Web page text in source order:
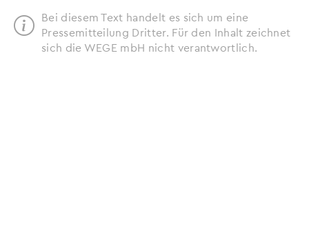
Bei diesem Text handelt es sich um eine
Pressemitteilung Dritter. Für den Inhalt zeichnet
sich die WEGE mbH nicht verantwortlich.